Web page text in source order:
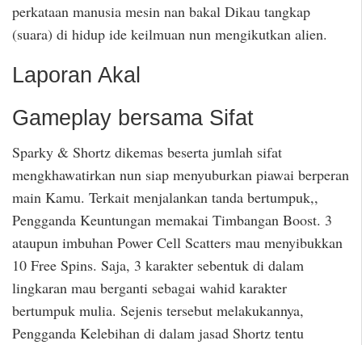
perkataan manusia mesin nan bakal Dikau tangkap
(suara) di hidup ide keilmuan nun mengikutkan alien.
Laporan Akal
Gameplay bersama Sifat
Sparky & Shortz dikemas beserta jumlah sifat
mengkhawatirkan nun siap menyuburkan piawai berperan
main Kamu. Terkait menjalankan tanda bertumpuk,,
Pengganda Keuntungan memakai Timbangan Boost. 3
ataupun imbuhan Power Cell Scatters mau menyibukkan
10 Free Spins. Saja, 3 karakter sebentuk di dalam
lingkaran mau berganti sebagai wahid karakter
bertumpuk mulia. Sejenis tersebut melakukannya,
Pengganda Kelebihan di dalam jasad Shortz tentu